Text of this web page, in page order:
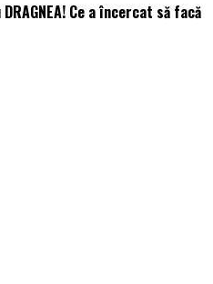
Ce a încercat să facă